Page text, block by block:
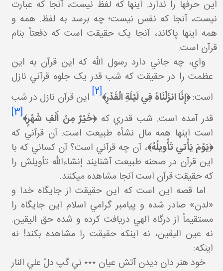
اين حرف ها را ندارد. اينها که لفظ نيست، آنجا که عبارت
نيست، آنجا که نفس نيست؛ چه برسد به لفظ. همه و
همه اينها پاک اند، آنجا يک حقيقت است که دفعتاً بنام
قرآن است.
واي، چه جاني دارد رسول الله که اين قرآن به اين
عظمت را در حقيقت که شب قدر يک جلوه قرآني نازل
است:﴿إِنَّا انزَلْنَاهُ فِي لَيْلَةِ الْقَدْرِ﴾[2]
اين قرآن نازل در شب
قدر آمده است. شب قدري که﴿ خَيْرٌ مِنْ أَلْفِ شَهْرٍ﴾[3]
است اينها همه مال نشأه طبيعت است. آن قرآني که
﴿يَوْمَ يَأْتي‏ تَأْويلُهُ﴾، آن چه قرآني است؟ آن کساني که با
اين قرآن در صحنه طبيعت آشنايند إن شاءالله تأويلش را
که حقيقت قرآن است آنجا مشاهده مي کنند.
اما قصه اين است که اين حقيقت از جايگاه خدا و
«لدن» صادر شده و پيامبر گرامي اسلام اين جايگاه را
مستقيماً از درگاه الهي دريافت کرده و شده حق اليقين.
نه عين اليقين، نه اينکه حقيقت را مشاهده بکند! نه
اينکه:
خود هنر دان ديدن آتش عيان ٭٭٭ ني گپ دلّ علي النار